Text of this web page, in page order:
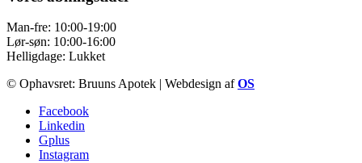
Man-fre: 10:00-19:00
Lør-søn: 10:00-16:00
Helligdage: Lukket
© Ophavsret: Bruuns Apotek | Webdesign afOS
Facebook
Linkedin
Gplus
Instagram